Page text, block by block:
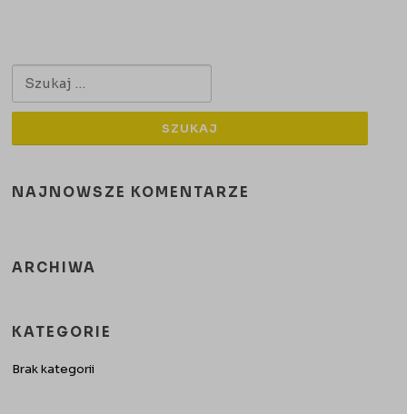
NAJNOWSZE KOMENTARZE
ARCHIWA
KATEGORIE
Brak kategorii